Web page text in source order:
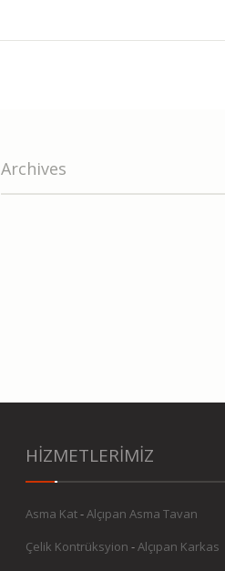
Archives
HİZMETLERİMİZ
Asma Kat-Alçıpan Asma Tavan
Çelik Kontrüksyion -Alçıpan Karkas